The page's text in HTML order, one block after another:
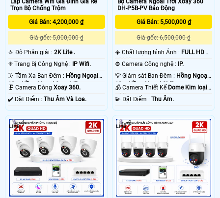
camera báo động chống trộm Dahua sẽ có độ trể đáng kể khoảng 2- 3 phút
sau khi xẩy ra sự cố. chắc chắc camera nào cũng vậy thôi. vì ông nghệ báo
động chống trộm Dahua của camera hoặt động thong qua mạng internet do
đó có độ trể là do mạng chứ không phải do thiết bị camera chống trộm Dahua .
Lắp Camera Wifi Gia Đình Giá Rẻ
Trọn Bộ Chống Trộm
Giá Bán: 4,200,000 ₫
Giá gốc: 5,000,000 ₫
🔆 Độ Phân giải : 2K Lite .
✳️ Trang Bị Công Nghệ :
IP Wifi.
🌛 Tầm Xa Ban Đêm : Hồng Ngoại
10m Hồng Ngoại Smart IR.
🗜️ Camera Dòng Xoay 360.
️✔️ Đặt Điểm : Thu Âm Và Loa.
Bộ Camera Ngoài Trời Xoay 360
DH-P5B-PV Báo Động
Giá Bán: 5,500,000 ₫
Giá gốc: 6,500,000 ₫
☀️ Chất lượng hình Ảnh : FULL HD
1080P .
⚙ Camera Công nghệ :
IP.
💡 Giám sát Ban Đêm : Hồng Ngoại
10m Hồng Ngoại SMD.
🕉️ Camera Thiết Kế Dome Kim loại
+ Nhựa.
️💫 Đặt Điểm :Thu Âm.
4 2